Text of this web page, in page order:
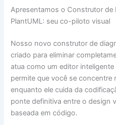
Apresentamos o Construtor de
PlantUML: seu co-piloto visual
Nosso novo construtor de
criado para eliminar
atua como um editor
permite que você se concentre
enquanto ele cuida da
ponte definitiva entre o design
baseada em código.